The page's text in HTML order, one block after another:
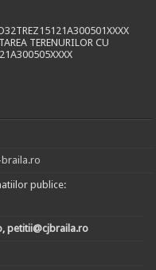
TERENURILOR CU
publice:
petitii@cjbraila.ro